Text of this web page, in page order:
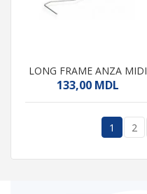
LONG FRAME ANZA MIDI
133,00 MDL
1 2